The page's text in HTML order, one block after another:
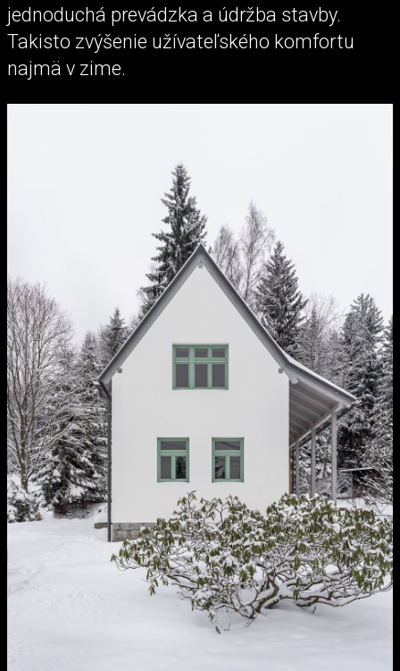
jednoduchá prevádzka a údržba stavby.
Takisto zvýšenie užívateľského komfortu
najmä v zime.